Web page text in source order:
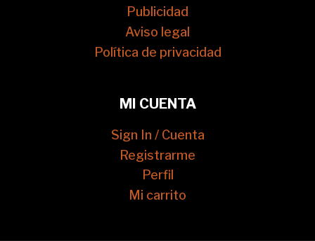
Publicidad
Aviso legal
Política de privacidad
MI CUENTA
Sign In / Cuenta
Registrarme
Perfil
Mi carrito